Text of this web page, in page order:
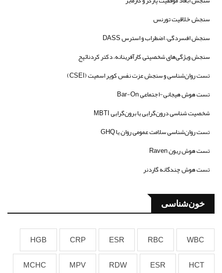
سنجش خلاقیت تورنس
سنجش افسردگی، اضطراب و استرس DASS
سنجش ویژگی‌های شخصیتی کارآفرینانه، دکتر کردنائیج
تست روان‌شناسی و سنجش عزت نفس کوپر اسمیت (CSEI)
تست هوش هیجانی-اجتماعی Bar-On
شخصیت شناسی درون‌گرایی یا برون‌گرایی MBTI
تست روان‌شناسی سلامت عمومی روان یا GHQ
تست هوش ریون Raven
تست هوش چندگانه گاردنر
خون‌شناسی
WBC
RBC
ESR
CRP
HGB
HCT
ESR
RDW
MPV
MCHC